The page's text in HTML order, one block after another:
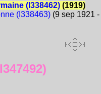
(I338462)(1919)
(I338463)(9 sep 1921 -